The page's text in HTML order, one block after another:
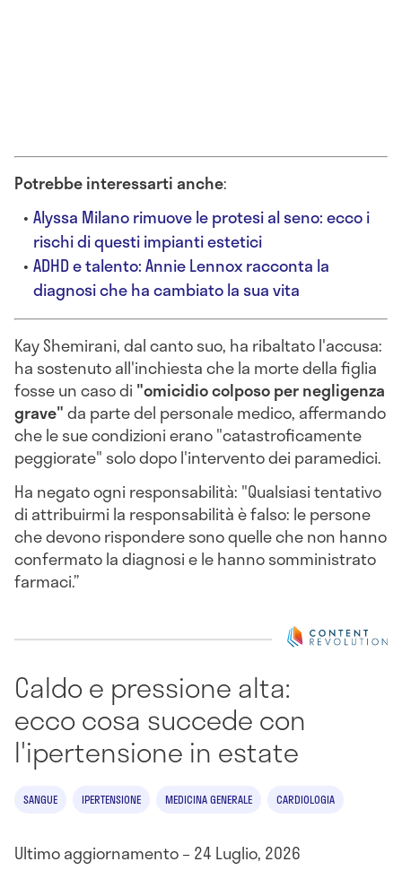
Potrebbe interessarti anche:
Alyssa Milano rimuove le protesi al seno: ecco i
rischi di questi impianti estetici
ADHD e talento: Annie Lennox racconta la
diagnosi che ha cambiato la sua vita
Kay Shemirani, dal canto suo, ha ribaltato l'accusa:
ha sostenuto all'inchiesta che la morte della figlia
fosse un caso di "omicidio colposo per negligenza
grave"da parte del personale medico, affermando
che le sue condizioni erano "catastroficamente
peggiorate" solo dopo l'intervento dei paramedici.
Ha negato ogni responsabilità: "Qualsiasi tentativo
di attribuirmi la responsabilità è falso: le persone
che devono rispondere sono quelle che non hanno
confermato la diagnosi e le hanno somministrato
farmaci.”
Caldo e pressione alta:
ecco cosa succede con
l'ipertensione in estate
SANGUE IPERTENSIONE MEDICINA GENERALE CARDIOLOGIA
Ultimo aggiornamento – 24 Luglio, 2026